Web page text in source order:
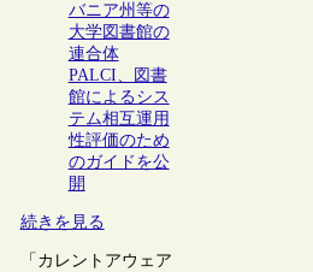
バニア州等の
大学図書館の
連合体
PALCI、図書
館によるシス
テム相互運用
性評価のため
のガイドを公
開
続きを見る
「カレントアウェア